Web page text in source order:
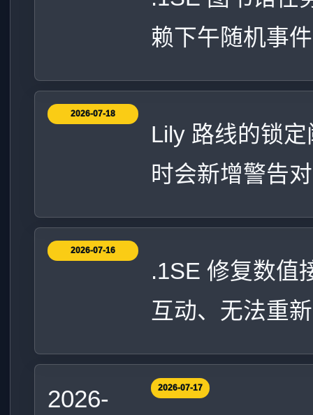
赖下午随机事
2026-07-18
Lily 路线的锁
时会新增警告
2026-07-16
.1SE 修复数值
互动、无法重
2026-
2026-07-17